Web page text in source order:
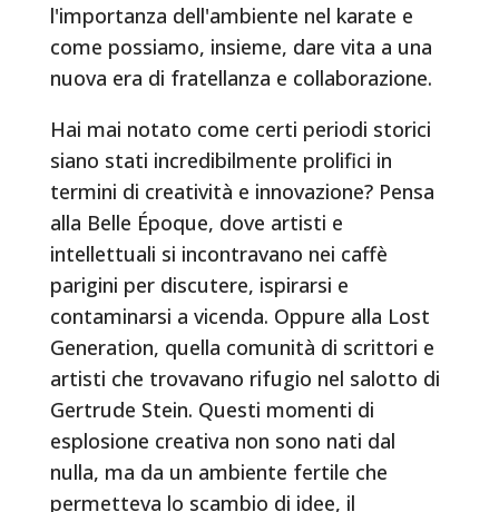
l'importanza dell'ambiente nel karate e
come possiamo, insieme, dare vita a una
nuova era di fratellanza e collaborazione.
Hai mai notato come certi periodi storici
siano stati incredibilmente prolifici in
termini di creatività e innovazione? Pensa
alla Belle Époque, dove artisti e
intellettuali si incontravano nei caffè
parigini per discutere, ispirarsi e
contaminarsi a vicenda. Oppure alla Lost
Generation, quella comunità di scrittori e
artisti che trovavano rifugio nel salotto di
Gertrude Stein. Questi momenti di
esplosione creativa non sono nati dal
nulla, ma da un ambiente fertile che
permetteva lo scambio di idee, il